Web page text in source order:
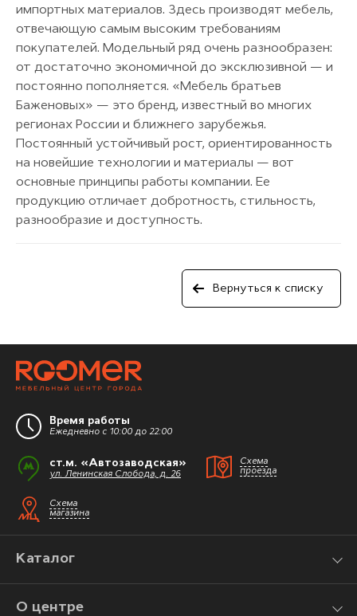
импортных материалов. Здесь производят мебель,
отвечающую самым высоким требованиям
покупателей. Модельный ряд очень разнообразен:
от достаточно экономичной до эксклюзивной — и
постоянно пополняется. «Мебель братьев
Баженовых» — это бренд, известный во многих
регионах России и ближнего зарубежья.
Постоянный устойчивый рост, ориентированность
на новейшие технологии и материалы — вот
основные принципы работы компании. Ее
продукцию отличает добротность, стильность,
разнообразие и доступность.
Вернуться к списку
Время работы
Ежедневно с 10:00 до 22:00
ст.м. «Автозаводская»
ул. Ленинская Слобода, д. 26
Схема
проезда
Схема
магазина
Каталог
О центре